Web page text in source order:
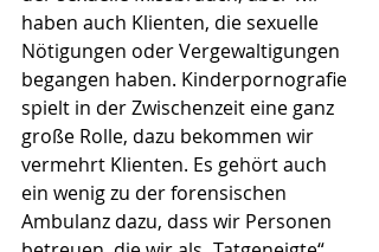
haben auch Klienten, die sexuelle
Nötigungen oder Vergewaltigungen
begangen haben. Kinderpornografie
spielt in der Zwischenzeit eine ganz
große Rolle, dazu bekommen wir
vermehrt Klienten. Es gehört auch
ein wenig zu der forensischen
Ambulanz dazu, dass wir Personen